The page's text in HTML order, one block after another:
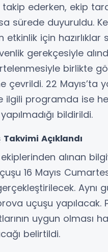
takip ederken, ekip
sürede duyuruldu.
etkinlik için hazırlıklar
gerekçesiyle
birlikte
çevrildi. 22 Mayıs’ta
ilgili programda ise
bildirildi.
Takvimi Açıklandı
ekiplerinden alınan
16 Mayıs
Aynı
uçuşu yapılacak.
uygun olması
belirtildi.